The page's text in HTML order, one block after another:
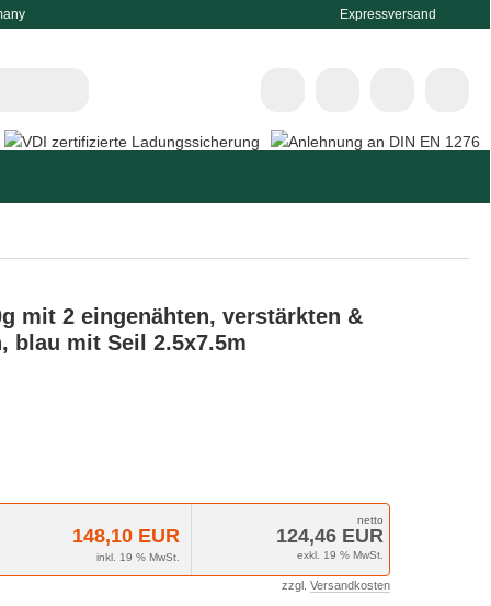
Expressversand
mit 2 eingenähten, verstärkten &
blau mit Seil 2.5x7.5m
148,10 EUR
inkl. 19 % MwSt.
124,46 EUR
exkl. 19 % MwSt.
zzgl. Versandkosten